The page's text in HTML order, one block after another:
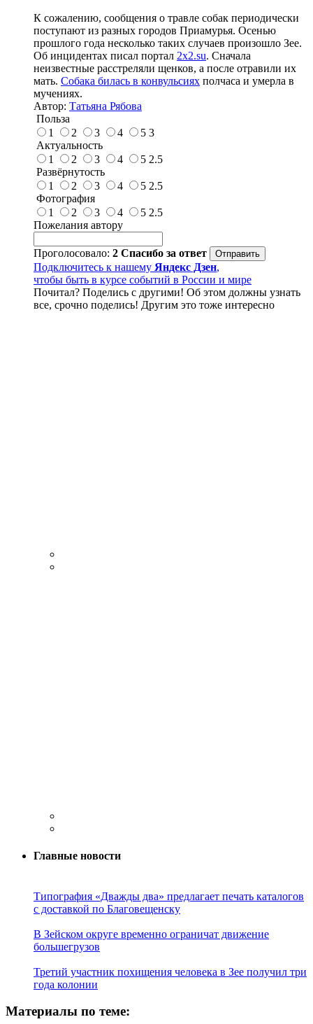
К сожалению, сообщения о травле собак периодически
поступают из разных городов Приамурья. Осенью
прошлого года несколько таких случаев произошло Зее.
Об инцидентах писал портал 2x2.su. Сначала
неизвестные расстреляли щенков, а после отравили их
мать. Собака билась в конвульсиях полчаса и умерла в
мучениях.
Автор: Татьяна Рябова
Польза
1
2 3 4 5 3
Актуальность
1
2 3 4 5 2.5
Развёрнутость
1
2 3 4 5 2.5
Фотография
1
2 3 4 5 2.5
Пожелания автору
Проголосовало: 2 Спасибо за ответ
Подключитесь к нашему Яндекс Дзен,
чтобы быть в курсе событий в России и мире
Почитал? Поделись с другими! Об этом должны узнать
все, срочно поделись! Другим это тоже интересно
Главные новости
Типография «Дважды два» предлагает печать каталогов
с доставкой по Благовещенску
В Зейском округе временно ограничат движение
большегрузов
Третий участник похищения человека в Зее получил три
года колонии
Материалы по теме: